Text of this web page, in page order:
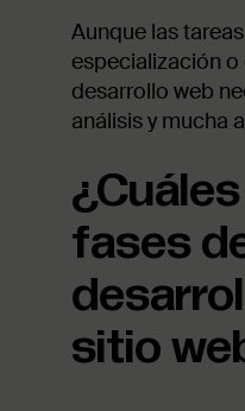
Aunque las
especialización o
desarrollo web
análisis y mucha
fases
sitio